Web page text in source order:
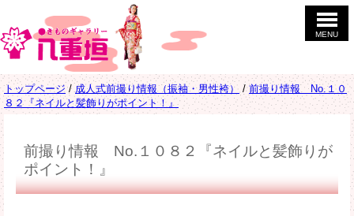
MENU
現
在
置：
トップページ / 成人式前撮り情報（振袖・男性袴） / 前撮り情報 No.１０
８２『ネイルと髪飾りがポイント！』
前撮り情報 No.１０８２『ネイルと髪飾りが
ポイント！』